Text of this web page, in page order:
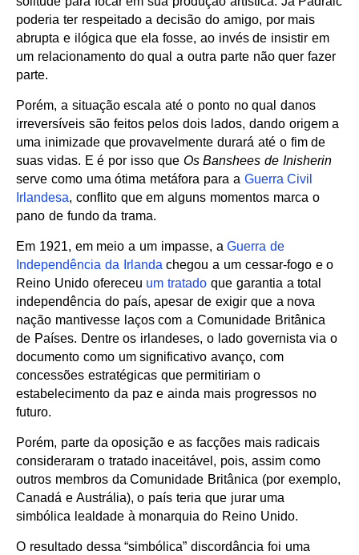
poderia ter respeitado a decisão do amigo, por mais
abrupta e ilógica que ela fosse, ao invés de insistir em
um relacionamento do qual a outra parte não quer fazer
parte.
Porém, a situação escala até o ponto no qual danos
irreversíveis são feitos pelos dois lados, dando origem a
uma inimizade que provavelmente durará até o fim de
suas vidas. E é por isso que Os Banshees de Inisherin
serve como uma ótima metáfora para a Guerra Civil
Irlandesa, conflito que em alguns momentos marca o
pano de fundo da trama.
Em 1921, em meio a um impasse, aGuerra de
Independência da Irlanda chegou a um cessar-fogo e o
Reino Unido ofereceu um tratado que garantia a total
independência do país, apesar de exigir que a nova
nação mantivesse laços com a Comunidade Britânica
de Países. Dentre os irlandeses, o lado governista via o
documento como um significativo avanço, com
concessões estratégicas que permitiriam o
estabelecimento da paz e ainda mais progressos no
futuro.
Porém, parte da oposição e as facções mais radicais
consideraram o tratado inaceitável, pois, assim como
outros membros da Comunidade Britânica (por exemplo,
Canadá e Austrália), o país teria que jurar uma
simbólica lealdade à monarquia do Reino Unido.
O resultado dessa “simbólica” discordância foi uma